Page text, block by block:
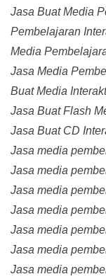
Jasa Buat Media
Pembelajaran
Media
Jasa Media
Buat Media
Jasa Buat Flash
Jasa Buat CD
Jasa media
Jasa media
Jasa media
Jasa media
Jasa media
Jasa media
Jasa media